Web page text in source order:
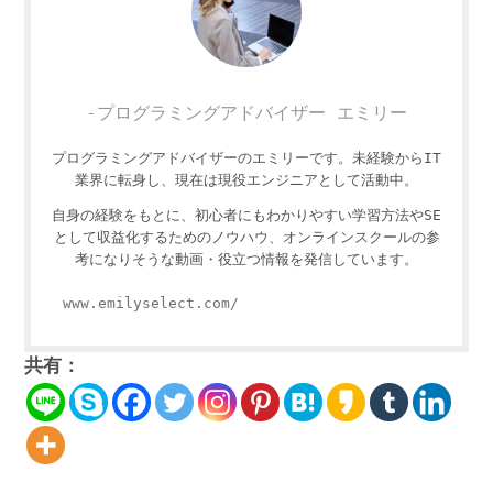
-プログラミングアドバイザー エミリー
プログラミングアドバイザーのエミリーです。未経験からIT
業界に転身し、現在は現役エンジニアとして活動中。
自身の経験をもとに、初心者にもわかりやすい学習方法やSE
として収益化するためのノウハウ、オンラインスクールの参
考になりそうな動画・役立つ情報を発信しています。
www.emilyselect.com/
共有：